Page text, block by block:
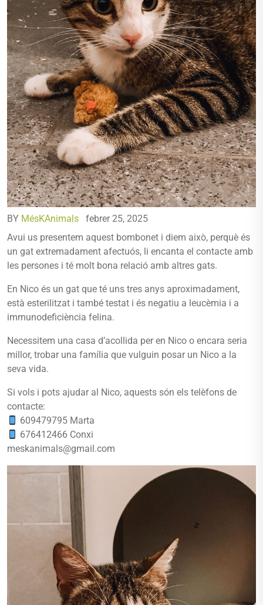
BY MésKAnimals
febrer 25, 2025
Avui us presentem aquest bombonet i diem això, perquè és
un gat extremadament afectuós, li encanta el contacte amb
les persones i té molt bona relació amb altres gats.
En Nico és un gat que té uns tres anys aproximadament,
està esterilitzat i també testat i és negatiu a leucèmia i a
immunodeficiència felina.
Necessitem una casa d’acollida per en Nico o encara seria
millor, trobar una família que vulguin posar un Nico a la
seva vida.
Si vols i pots ajudar al Nico, aquests són els telèfons de
contacte:
609479795 Marta
676412466 Conxi
meskanimals@gmail.com